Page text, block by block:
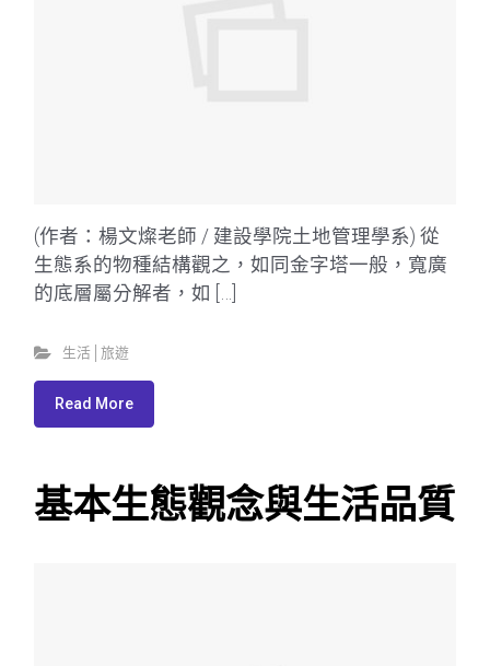
(作者：楊文燦老師 / 建設學院土地管理學系) 從
生態系的物種結構觀之，如同金字塔一般，寬廣
的底層屬分解者，如 […]
生活│旅遊
Read More
基本生態觀念與生活品質